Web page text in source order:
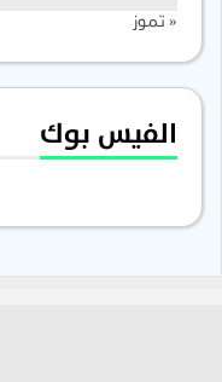
« تموز
الفيس بوك